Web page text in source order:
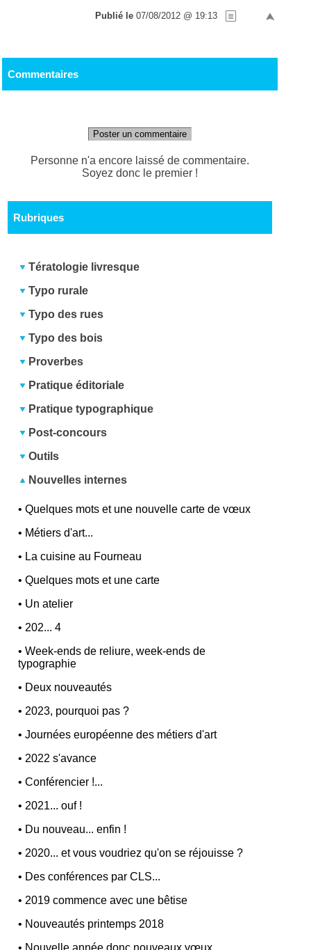
Publié le 07/08/2012 @ 19:13
Commentaires
Poster un commentaire
Personne n'a encore laissé de commentaire.
Soyez donc le premier !
Rubriques
Tératologie livresque
Typo rurale
Typo des rues
Typo des bois
Proverbes
Pratique éditoriale
Pratique typographique
Post-concours
Outils
Nouvelles internes
•Quelques mots et une nouvelle carte de vœux
• Métiers d'art...
• La cuisine au Fourneau
•Quelques mots et une carte
• Un atelier
• 202... 4
•Week-ends de reliure, week-ends de
typographie
• Deux nouveautés
• 2023, pourquoi pas ?
•Journées européenne des métiers d'art
• 2022 s'avance
•Conférencier !...
• 2021... ouf !
• Du nouveau... enfin !
• 2020... et vous voudriez qu'on se réjouisse ?
• Des conférences par CLS...
• 2019 commence avec une bêtise
• Nouveautés printemps 2018